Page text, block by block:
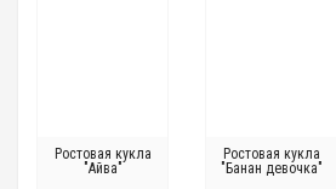
Ростовая кукла
"Айва"
Ростовая кукла
"Банан девочка"